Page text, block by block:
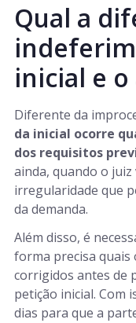
Qual a
inicial e o
Diferente da
da inicial ocorre
dos requisitos
ainda, quando o
irregularidade que
da demanda.
Além disso, é
forma precisa quais
corrigidos antes de
petição inicial. Com
dias para que a